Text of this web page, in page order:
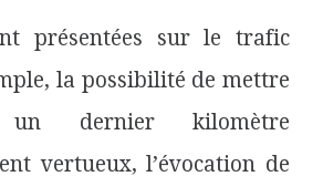
présentées sur le trafic
la possibilité de mettre
dernier kilomètre
vertueux, l’évocation de